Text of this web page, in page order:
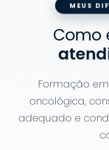
MEUS
Como
Formação
oncológica,
adequado e